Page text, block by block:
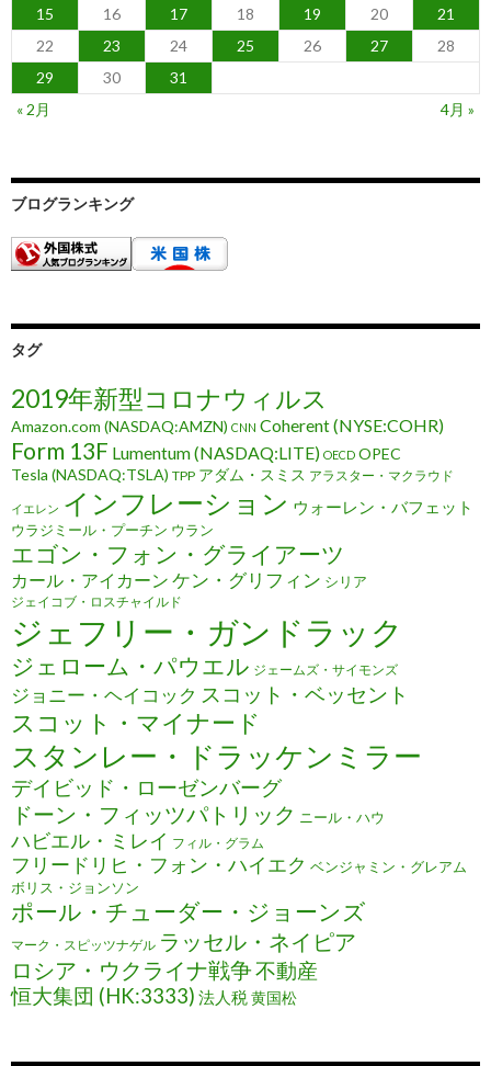
15
16 17 18 19 20
21
22
23 24 25 26 27
28
29
30
31
« 2月
4月 »
ブログランキング
タグ
2019年新型コロナウィルス
Amazon.com (NASDAQ:AMZN) CNN Coherent (NYSE:COHR)
Form 13F Lumentum (NASDAQ:LITE) OECD OPEC
Tesla (NASDAQ:TSLA) TPP アダム・スミス アラスター・マクラウド
イエレン インフレーション ウォーレン・バフェット
ウラジミール・プーチン ウラン
エゴン・フォン・グライアーツ
カール・アイカーン ケン・グリフィン シリア
ジェイコブ・ロスチャイルド
ジェフリー・ガンドラック
ジェローム・パウエル ジェームズ・サイモンズ
ジョニー・ヘイコック スコット・ベッセント
スコット・マイナード
スタンレー・ドラッケンミラー
デイビッド・ローゼンバーグ
ドーン・フィッツパトリック ニール・ハウ
ハビエル・ミレイ フィル・グラム
フリードリヒ・フォン・ハイエク ベンジャミン・グレアム
ボリス・ジョンソン
ポール・チューダー・ジョーンズ
マーク・スピッツナゲル ラッセル・ネイピア
ロシア・ウクライナ戦争不動産
恒大集団 (HK:3333) 法人税黄国松